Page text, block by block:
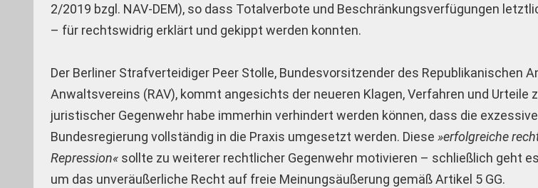
2/2019 bzgl. NAV-DEM), so dass Totalverbote und Beschränkungsverfügungen
– für rechtswidrig erklärt und gekippt werden konnten.
Der Berliner Strafverteidiger Peer Stolle, Bundesvorsitzender des Republikanischen
Anwaltsvereins (RAV), kommt angesichts der neueren Klagen, Verfahren und Urteile
juristischer Gegenwehr habe immerhin verhindert werden können, dass die
Bundesregierung vollständig in die Praxis umgesetzt werden. Diese»erfolgreiche
Repression« sollte zu weiterer rechtlicher Gegenwehr motivieren – schließlich geht
um das unveräußerliche Recht auf freie Meinungsäußerung gemäß Artikel 5 GG.